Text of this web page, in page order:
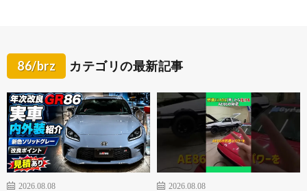
86/brz カテゴリの最新記事
2026.08.08 2026.08.08